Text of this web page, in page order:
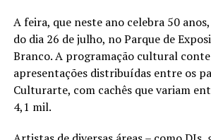
A feira, que neste ano celebra 50
do dia 26 de julho, no Parque de
Branco. A programação cultural
apresentações distribuídas entre os
Culturarte, com cachês que variam
4,1 mil.